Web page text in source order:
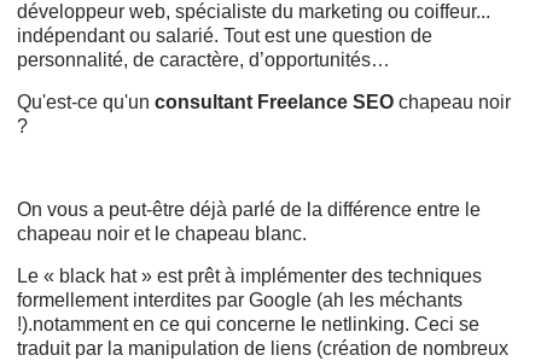
développeur web, spécialiste du marketing ou coiffeur...
indépendant ou salarié. Tout est une question de
personnalité, de caractère, d’opportunités…
Qu'est-ce qu'unconsultant Freelance SEOchapeau noir
?
On vous a peut-être déjà parlé de la différence entre le
chapeau noir et le chapeau blanc.
Le « black hat » est prêt à implémenter des techniques
formellement interdites par Google (ah les méchants
!).notamment en ce qui concerne le netlinking. Ceci se
traduit par la manipulation de liens (création de nombreux